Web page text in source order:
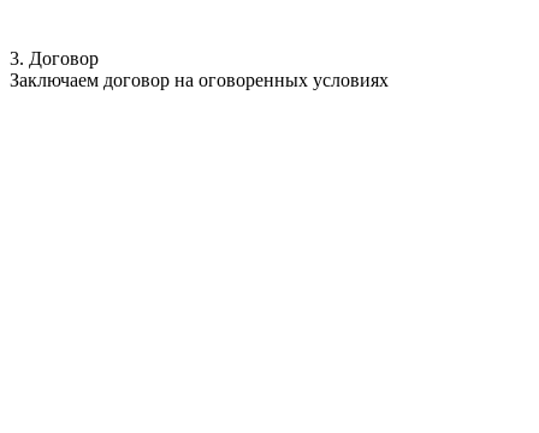
3. Договор
Заключаем договор на оговоренных условиях